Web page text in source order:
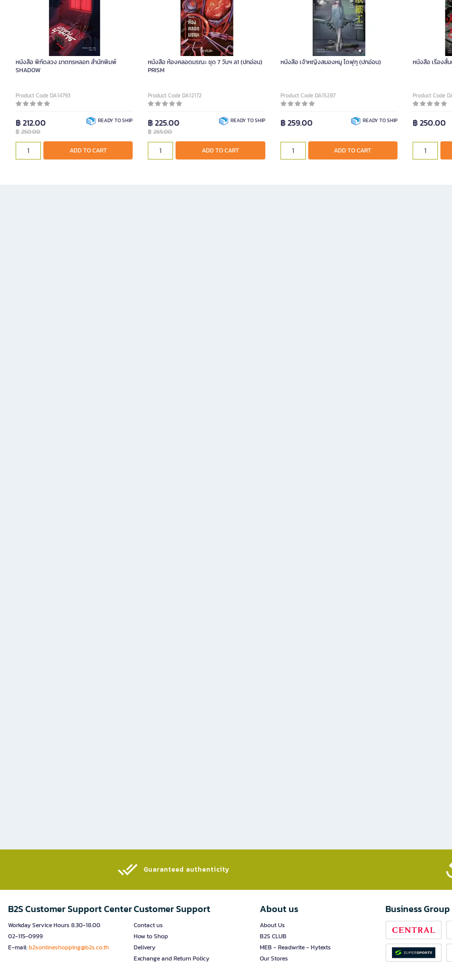
หนังสือ พิกัดลวง ฆาตกรหลอก สำนักพิมพ์
SHADOW
Product Code DA14793
฿ 212.00
฿ 250.00
READY TO SHIP
ADD TO CART
หนังสือ ห้องคลอดมรณะ ชุด 7 วันฯ ล1 (ปกอ่อน)
PRISM
Product Code DA12172
฿ 225.00
฿265.00
READY TO SHIP
ADD TO CART
หนังสือ เจ้าหญิงสมองหมู ไดฟุกุ (ปกอ่อน)
Product Code DA15287
฿ 259.00 READY TO SHIP
ADD TO CART
หนังสือ เรื่องสั้น
Product Code
฿ 250.00
Guaranteed authenticity​
B2S Customer Support Center
Workday Service Hours 8.30-18.00
02-115-0999
E-mail:b2sonlineshopping@b2s.co.th
Customer Support
Contact us
How to Shop
Delivery
Exchange and Return Policy
About us
About Us
B2S CLUB
MEB - Readwrite - Hytexts
Our Stores
Business Group